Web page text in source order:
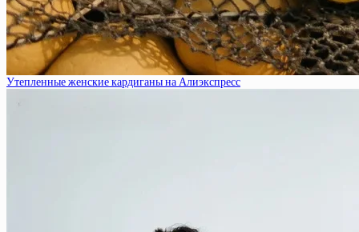
Утепленные женские кардиганы на Алиэкспресс